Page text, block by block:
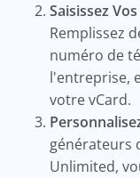
Saisissez
Remplissez
numéro de
l'entreprise,
votre vCard.
générateurs
Unlimited,